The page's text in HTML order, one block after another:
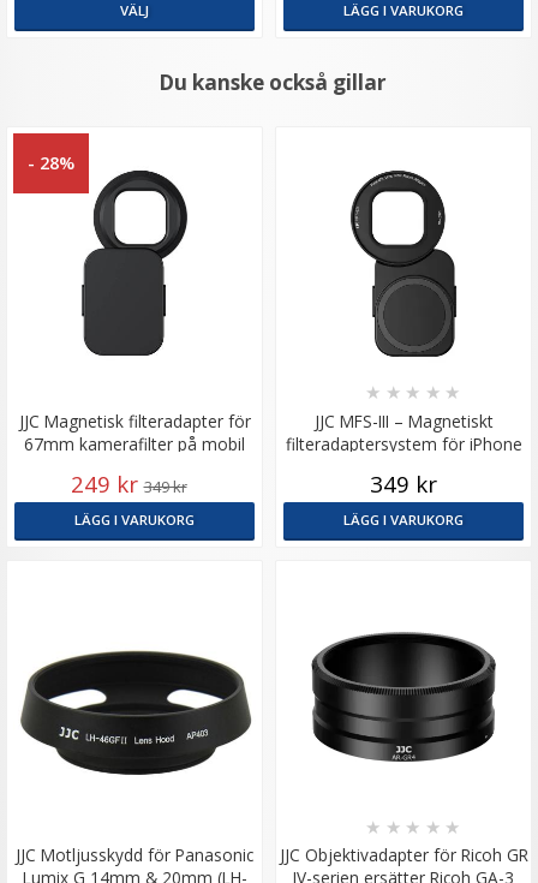
VÄLJ LÄGG I VARUKORG
Du kanske också gillar
- 28%
JJC Magnetisk filteradapter för
67mm kamerafilter på mobil
249 kr 349 kr
LÄGG I VARUKORG
JJC MFS-III – Magnetiskt
filteradaptersystem för iPhone
★ ★ ★ ★ ★
349 kr
LÄGG I VARUKORG
JJC Motljusskydd för Panasonic
Lumix G 14mm & 20mm (LH-
JJC Objektivadapter för Ricoh GR
IV-serien ersätter Ricoh GA-3
★ ★ ★ ★ ★